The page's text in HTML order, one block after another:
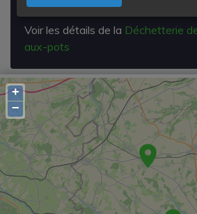
Lachapelle-aux-Pots
Voir les détails de la Déchetterie
aux-pots
+
−